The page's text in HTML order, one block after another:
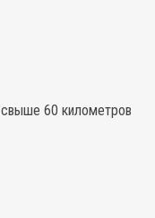
свыше 60 километров